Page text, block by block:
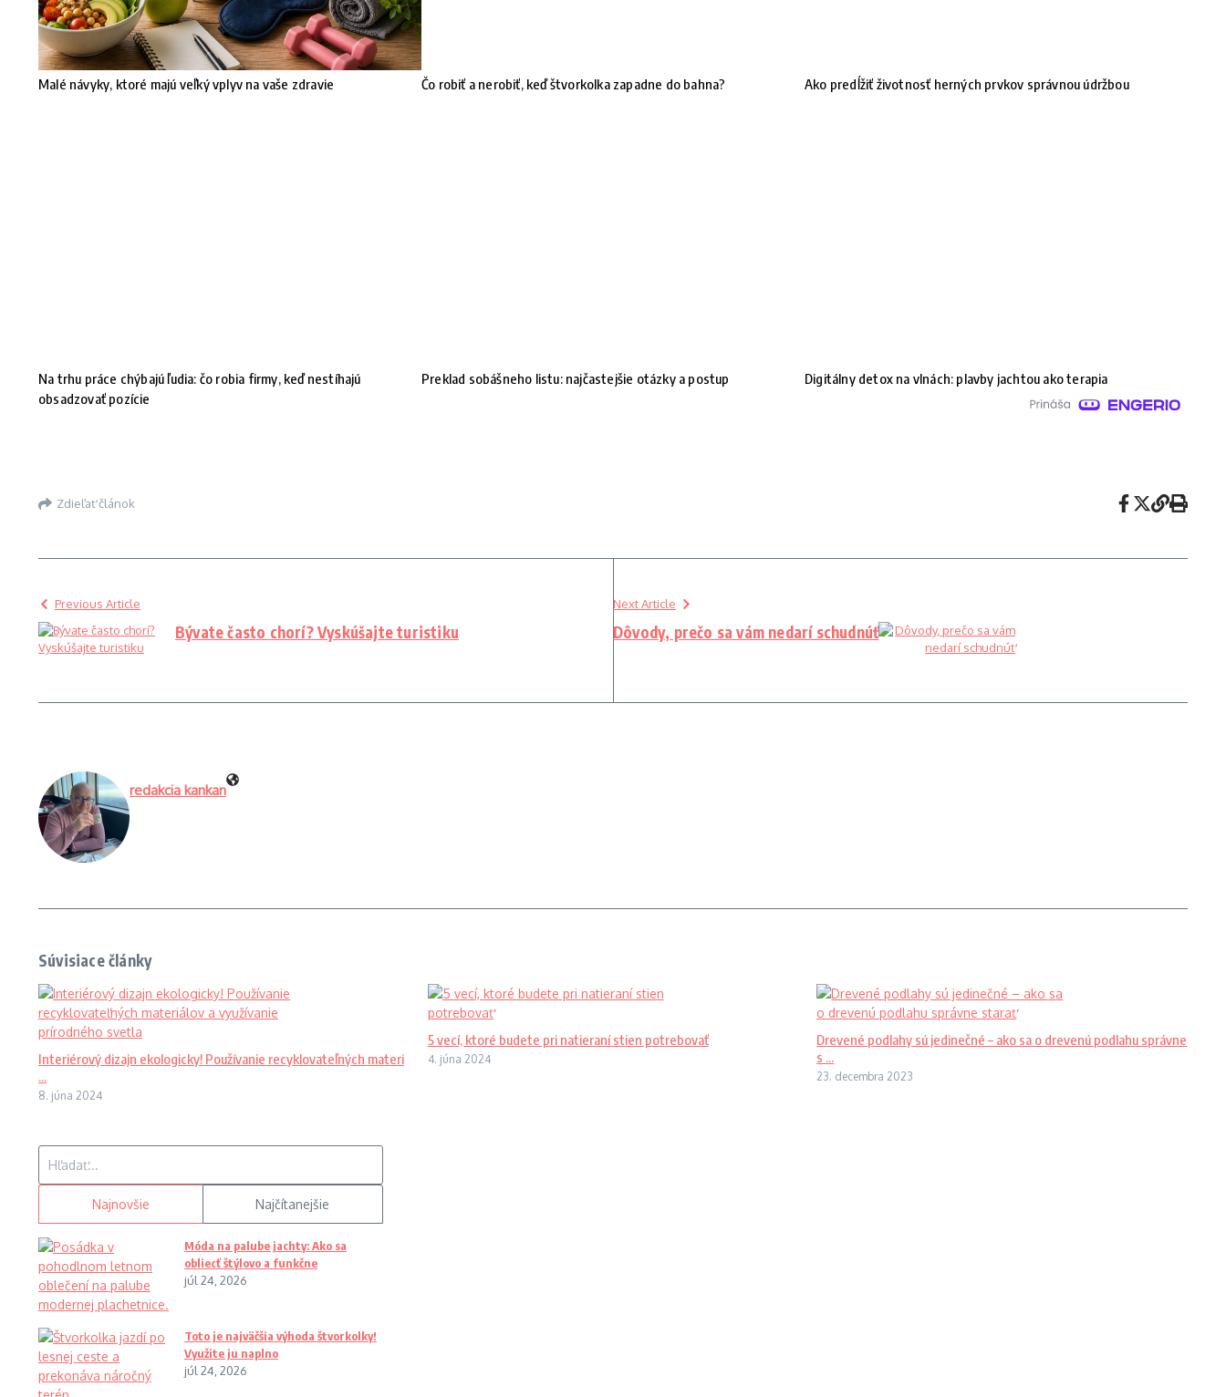
Malé návyky, ktoré majú veľký vplyv na vaše zdravie Čo robiť a nerobiť, keď štvorkolka zapadne do bahna? Ako predĺžiť životnosť herných prvkov správnou údržbou
Na trhu práce chýbajú ľudia: čo robia firmy, keď nestíhajú
obsadzovať pozície
Preklad sobášneho listu: najčastejšie otázky a postup Digitálny detox na vlnách: plavby jachtou ako terapia
Zdieľať článok
Previous Article
Bývate často chorí? Vyskúšajte turistiku
Next Article
Dôvody, prečo sa vám nedarí schudnúť
redakcia kankan
Súvisiace články
Interiérový dizajn ekologicky! Používanie recyklovateľných materi
...
8. júna 2024
5 vecí, ktoré budete pri natieraní stien potrebovať
4. júna 2024
Drevené podlahy sú jedinečné – ako sa o drevenú podlahu správne
s ...
23. decembra 2023
Najnovšie Najčítanejšie
Móda na palube jachty: Ako sa
obliecť štýlovo a funkčne
júl 24, 2026
Toto je najväčšia výhoda štvorkolky!
Využite ju naplno
júl 24, 2026